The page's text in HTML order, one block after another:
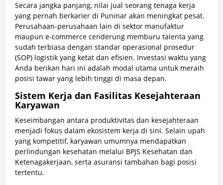
Secara jangka panjang, nilai jual seorang tenaga kerja
yang pernah berkarier di Puninar akan meningkat pesat.
Perusahaan-perusahaan lain di sektor manufaktur
maupun e-commerce cenderung memburu talenta yang
sudah terbiasa dengan standar operasional prosedur
(SOP) logistik yang ketat dan efisien. Investasi waktu yang
Anda berikan hari ini adalah modal utama untuk meraih
posisi tawar yang lebih tinggi di masa depan.
Sistem Kerja dan Fasilitas Kesejahteraan
Karyawan
Keseimbangan antara produktivitas dan kesejahteraan
menjadi fokus dalam ekosistem kerja di sini. Selain upah
yang kompetitif, karyawan umumnya mendapatkan
perlindungan kesehatan melalui BPJS Kesehatan dan
Ketenagakerjaan, serta asuransi tambahan bagi posisi
tertentu.